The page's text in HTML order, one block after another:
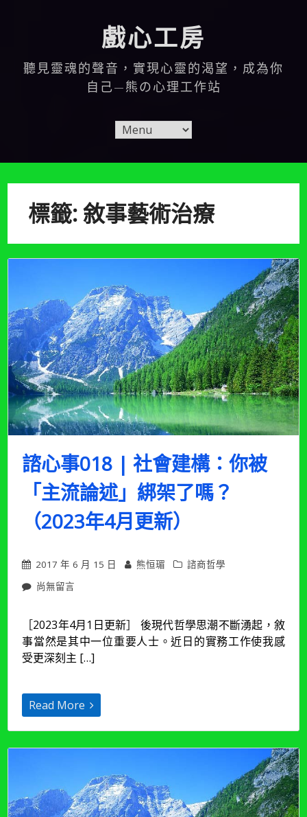
戲心工房
聽見靈魂的聲音，實現心靈的渴望，成為你
自己—熊の心理工作站
標籤:敘事藝術治療
諮心事018 | 社會建構：你被
「主流論述」綁架了嗎？
（2023年4月更新）
2017 年 6 月 15 日 熊恒瑂
諮商哲學
在
事
018
|
建
構：
「主
述」
綁
尚無留言
［2023年4月1日更新］ 後現代哲學思潮不斷湧起，敘
事當然是其中一位重要人士。近日的實務工作使我感
受更深刻主 […]
Read More